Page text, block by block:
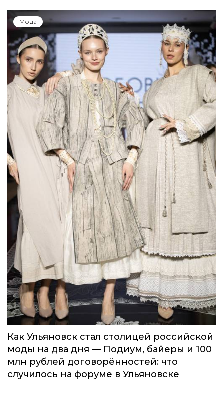
Мода
Как Ульяновск стал столицей российской
моды на два дня — Подиум, байеры и 100
млн рублей договорённостей: что
случилось на форуме в Ульяновске